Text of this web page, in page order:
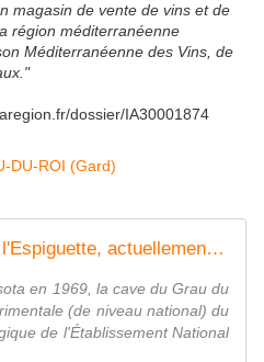
magasin de vente de vins et de
région méditerranéenne
Méditerranéenne des Vins, de
dossier/IA30001874
coopérative vinicole de l'Espiguette, actuellement Maison Méditerranéenne des Vins, de l'Olive et des Produits Régionaux - Inventaire Général du Patrimoine Culturel
en 1969, la cave du Grau du
(de niveau national) du
de l'Établissement National